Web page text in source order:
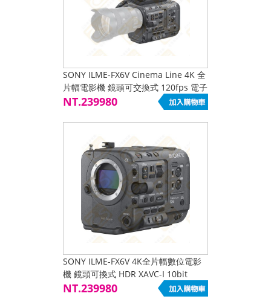
SONY ILME-FX6V Cinema Line 4K 全
片幅電影機 鏡頭可交換式 120fps 電子
ND
NT.239980
SONY ILME-FX6V 4K全片幅數位電影
機 鏡頭可換式 HDR XAVC-I 10bit
4:2:2 4K/120p E接環 公司貨
NT.239980